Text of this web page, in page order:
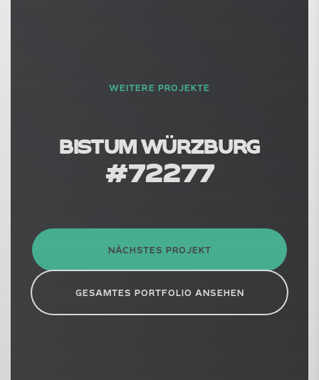
WEITERE PROJEKTE
BISTUM WÜRZBURG
#72277
NÄCHSTES PROJEKT
GESAMTES PORTFOLIO ANSEHEN